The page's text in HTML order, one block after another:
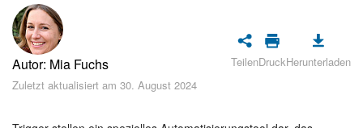
Sicherheit
Womit fangen Sie an?
Feed
Autor: Mia Fuchs
Zuletzt aktualisiert am 30. August 2024
TeilenDruckHerunterladen